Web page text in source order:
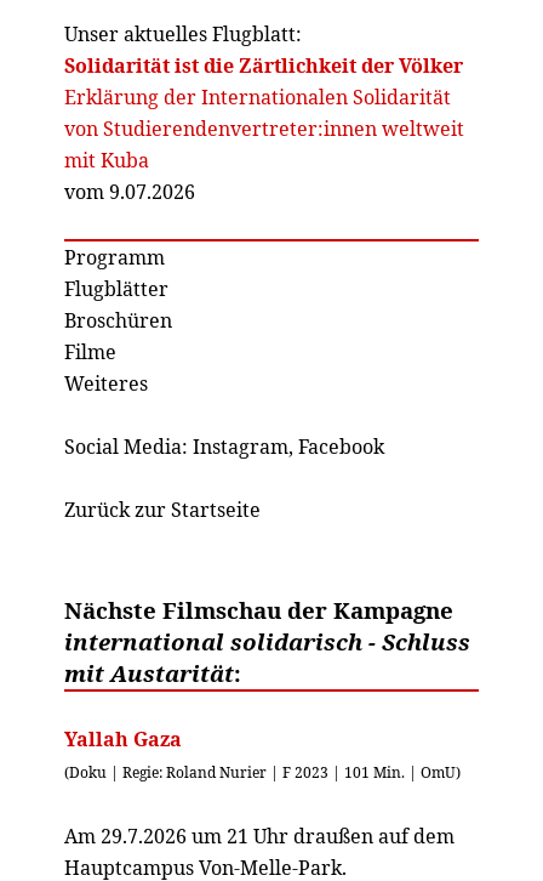
Unser aktuelles Flugblatt:
Solidarität ist die Zärtlichkeit der Völker
Erklärung der Internationalen Solidarität
von Studierendenvertreter:innen weltweit
mit Kuba
vom 9.07.2026
Programm
Flugblätter
Broschüren
Filme
Weiteres
Social Media: Instagram, Facebook
Zurück zur Startseite
Nächste Filmschau der Kampagne
international solidarisch - Schluss
mit Austarität:
Yallah Gaza
(Doku | Regie: Roland Nurier | F 2023 | 101 Min. | OmU)
Am 29.7.2026 um 21 Uhr draußen auf dem
Hauptcampus Von-Melle-Park.